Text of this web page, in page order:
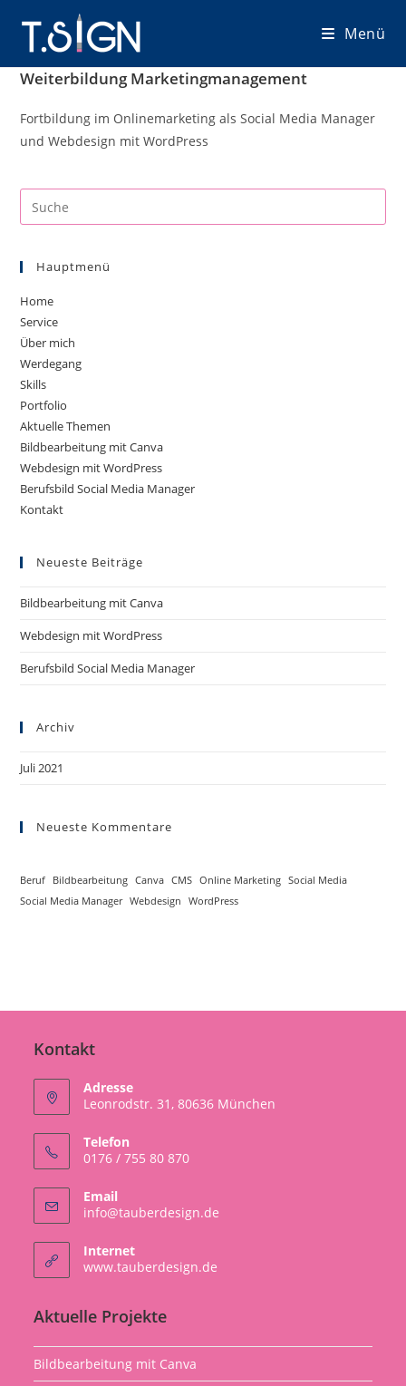
springen
Menü
Weiterbildung Marketingmanagement
Fortbildung im Onlinemarketing als Social Media Manager
und Webdesign mit WordPress
Hauptmenü
Home
Service
Über mich
Werdegang
Skills
Portfolio
Aktuelle Themen
Bildbearbeitung mit Canva
Webdesign mit WordPress
Berufsbild Social Media Manager
Kontakt
Neueste Beiträge
Bildbearbeitung mit Canva
Webdesign mit WordPress
Berufsbild Social Media Manager
Archiv
Juli 2021
Neueste Kommentare
Beruf Bildbearbeitung Canva CMS Online Marketing
Social Media
Social Media Manager Webdesign WordPress
Kontakt
Adresse
Leonrodstr. 31, 80636 München
Telefon
0176 / 755 80 870
Email
info@tauberdesign.de
Internet
www.tauberdesign.de
Aktuelle Projekte
Bildbearbeitung mit Canva